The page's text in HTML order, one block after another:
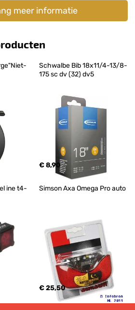
meer informatie
Schwalbe Bib 18x11/4-13/8-
175 sc dv (32) dv5
€ 8,90
ine t4-
Simson Axa Omega Pro auto
€ 25,50